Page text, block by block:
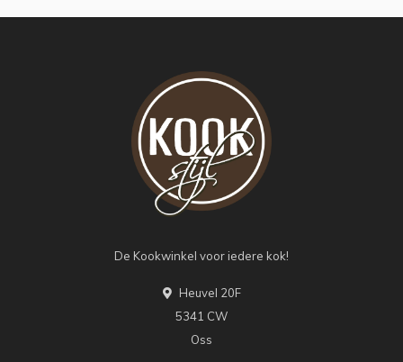
De Kookwinkel voor iedere kok!
Heuvel 20F
5341 CW
Oss